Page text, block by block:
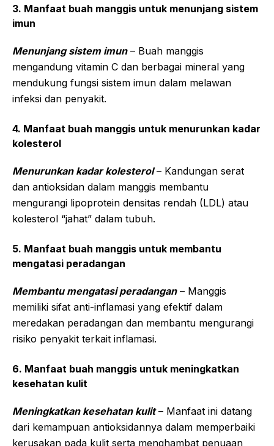
3. Manfaat buah manggis untuk menunjang sistem
imun
Menunjang sistem imun– Buah manggis
mengandung vitamin C dan berbagai mineral yang
mendukung fungsi sistem imun dalam melawan
infeksi dan penyakit.
4. Manfaat buah manggis untuk menurunkan kadar
kolesterol
Menurunkan kadar kolesterol– Kandungan serat
dan antioksidan dalam manggis membantu
mengurangi lipoprotein densitas rendah (LDL) atau
kolesterol “jahat” dalam tubuh.
5. Manfaat buah manggis untuk membantu
mengatasi peradangan
Membantu mengatasi peradangan– Manggis
memiliki sifat anti-inflamasi yang efektif dalam
meredakan peradangan dan membantu mengurangi
risiko penyakit terkait inflamasi.
6. Manfaat buah manggis untuk meningkatkan
kesehatan kulit
Meningkatkan kesehatan kulit– Manfaat ini datang
dari kemampuan antioksidannya dalam memperbaiki
kerusakan pada kulit serta menghambat penuaan